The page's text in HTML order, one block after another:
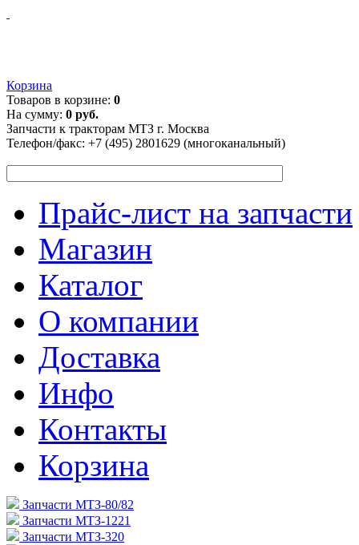
Корзина
Товаров в корзине: 0
На сумму: 0 руб.
Запчасти к тракторам МТЗ г. Москва
Телефон/факс: +7 (495) 2801629 (многоканальный)
Прайс-лист на запчасти
Магазин
Каталог
О компании
Доставка
Инфо
Контакты
Корзина
Запчасти МТЗ-80/82
Запчасти МТЗ-1221
Запчасти МТЗ-320